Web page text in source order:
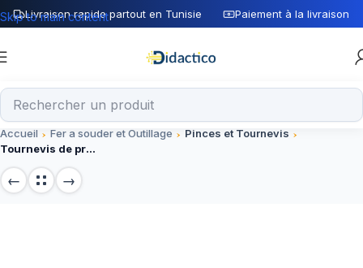
Livraison rapide partout en Tunisie Paiement à la livraison
Skip to main content
Accueil Fer a souder et Outillage
Pinces et Tournevis
Tournevis de précision isolé Philips PH0 pour électronique – Outil spécialisé